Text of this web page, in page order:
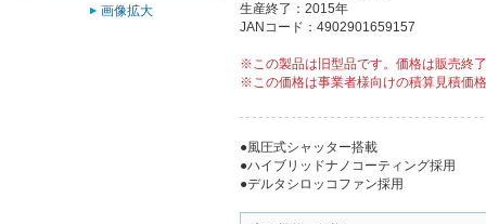
画像拡大
生産終了：2015年
JANコード：4902901659157
※この製品は旧型品です。価格は販売終
※この価格は事業者様向けの積算見積価
●風圧式シャッター搭載
●ハイブリッドナノコーティング採用
●デルタシロッコファン採用